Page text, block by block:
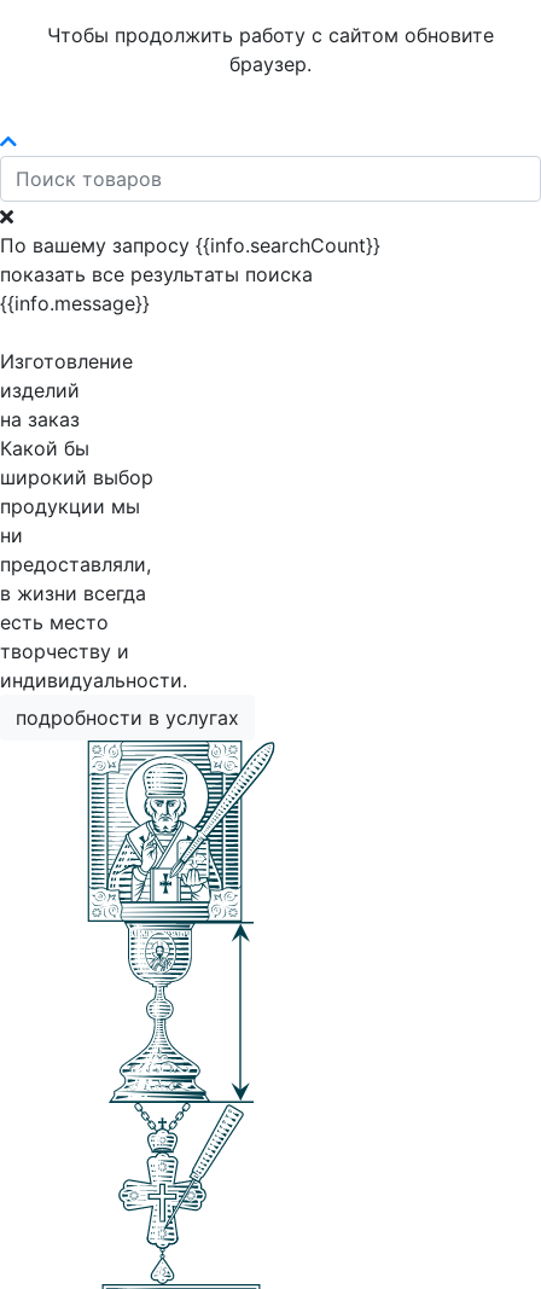
Чтобы продолжить работу с сайтом обновите
браузер.
По вашему запросу {{info.searchCount}}
показать все результаты поиска
{{info.message}}
Изготовление
изделий
на заказ
Какой бы
широкий выбор
продукции мы
ни
предоставляли,
в жизни всегда
есть место
творчеству и
индивидуальности.
подробности в услугах